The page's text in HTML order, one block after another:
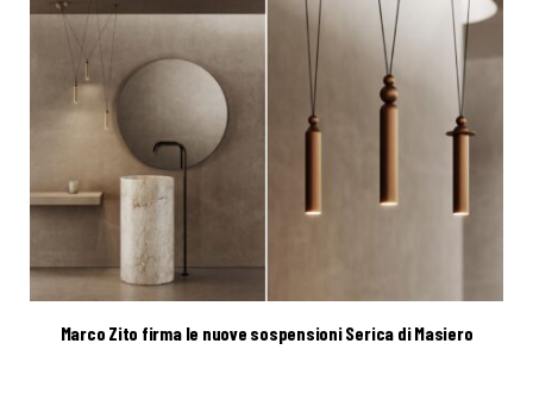
Marco Zito firma le nuove sospensioni Serica di Masiero